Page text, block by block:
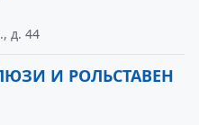
д. 44
И РОЛЬСТАВЕН